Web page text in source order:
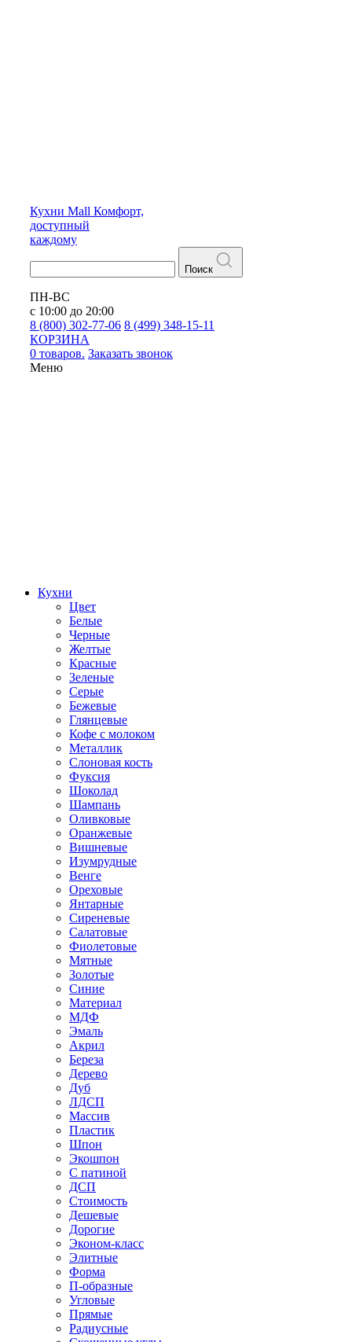
Кухни Mall Комфорт,
доступный
каждому
Поиск
ПН-ВС
с 10:00 до 20:00
8 (800) 302-77-06 8 (499) 348-15-11
КОРЗИНА
0 товаров. Заказать звонок
Меню
Кухни
Цвет
Белые
Черные
Желтые
Красные
Зеленые
Серые
Бежевые
Глянцевые
Кофе с молоком
Металлик
Слоновая кость
Фуксия
Шоколад
Шампань
Оливковые
Оранжевые
Вишневые
Изумрудные
Венге
Ореховые
Янтарные
Сиреневые
Салатовые
Фиолетовые
Мятные
Золотые
Синие
Материал
МДФ
Эмаль
Акрил
Береза
Дерево
Дуб
ЛДСП
Массив
Пластик
Шпон
Экошпон
С патиной
ДСП
Стоимость
Дешевые
Дорогие
Эконом-класс
Элитные
Форма
П-образные
Угловые
Прямые
Радиусные